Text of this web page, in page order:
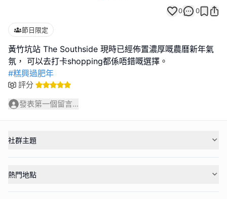
0 0
節日限定
黃竹坑站 The Southside 現時已經佈置濃厚嘅農曆新年氣
#糕興過肥年
評分
發表第一個留言...
社群主題
熱門地點